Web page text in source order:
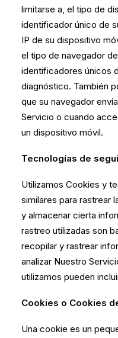
limitarse a, el tipo de
identificador único de
IP de su dispositivo
el tipo de navegador
identificadores únicos
diagnóstico. También
que su navegador
Servicio o cuando
un dispositivo móvil.
Tecnologías de
Utilizamos Cookies y
similares para rastrear
y almacenar cierta
rastreo utilizadas son
recopilar y rastrear
analizar Nuestro
utilizamos pueden
Cookies o Cookies
Una cookie es un